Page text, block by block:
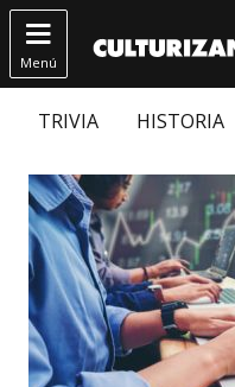

Menú
TRIVIA HISTORIA